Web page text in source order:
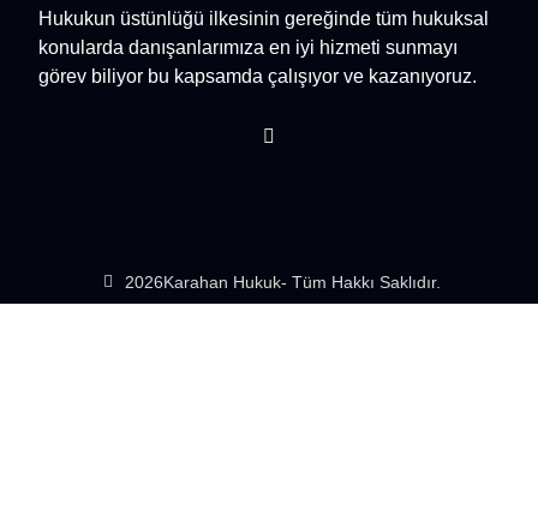
Hukukun üstünlüğü ilkesinin gereğinde tüm hukuksal
konularda danışanlarımıza en iyi hizmeti sunmayı
görev biliyor bu kapsamda çalışıyor ve kazanıyoruz.
2026Karahan Hukuk- Tüm Hakkı Saklıdır.